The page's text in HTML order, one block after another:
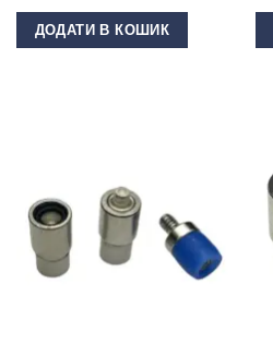
ДОДАТИ В КОШИК